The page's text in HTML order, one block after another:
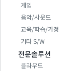
게임
음악/사운드
교육/학습/가정
기타 S/W
전문솔루션
클라우드